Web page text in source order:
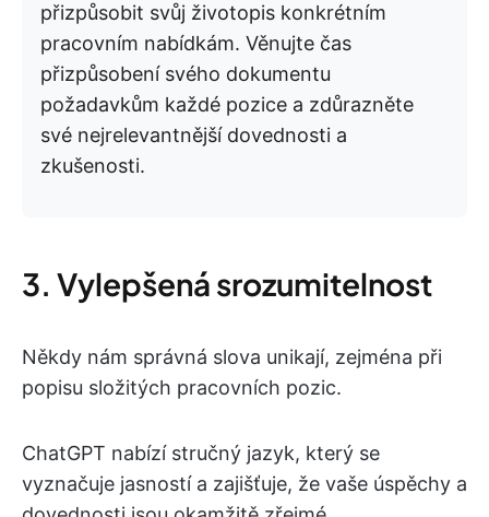
přizpůsobit svůj životopis konkrétním
pracovním nabídkám. Věnujte čas
přizpůsobení svého dokumentu
požadavkům každé pozice a zdůrazněte
své nejrelevantnější dovednosti a
zkušenosti.
3. Vylepšená srozumitelnost
Někdy nám správná slova unikají, zejména při
popisu složitých pracovních pozic.
ChatGPT nabízí stručný jazyk, který se
vyznačuje jasností a zajišťuje, že vaše úspěchy a